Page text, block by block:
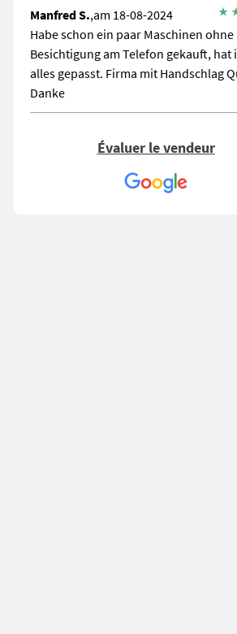
Manfred S.,am 18-08-2024
Habe schon ein paar Maschinen ohne
Besichtigung am Telefon gekauft, hat
alles gepasst. Firma mit Handschlag
Danke
Évaluer le vendeur